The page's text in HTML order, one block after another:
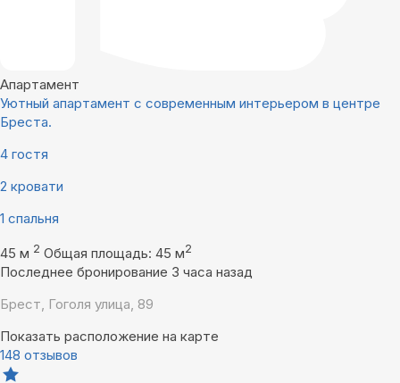
Апартамент
Уютный апартамент с современным интерьером в центре
Бреста.
4 гостя
2 кровати
1 спальня
45 м 2 Общая площадь: 45 м2
Последнее бронирование 3 часа назад
Брест, Гоголя улица, 89
Показать расположение на карте
148 отзывов